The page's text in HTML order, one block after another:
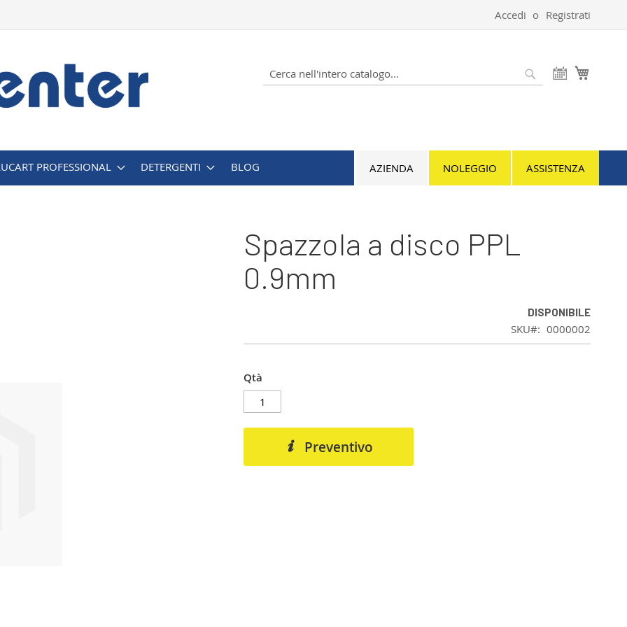
Accedi Registrati
Cerca
PROFESSIONAL DETERGENTI BLOG ASSISTENZA
NOLEGGIO
AZIENDA
Spazzola a disco PPL
0.9mm
DISPONIBILE
SKU 0000002
Qtà
Preventivo